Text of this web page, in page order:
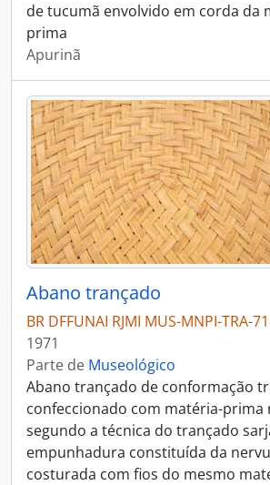
de tucumã envolvido em corda da
prima
Apurinã
Abano trançado
BR DFFUNAI RJMI MUS-MNPI-TRA-
1971
Parte de Museológico
Abano trançado de conformação
confeccionado com matéria-prima
segundo a técnica do trançado
empunhadura constituída da
costurada com fios do mesmo